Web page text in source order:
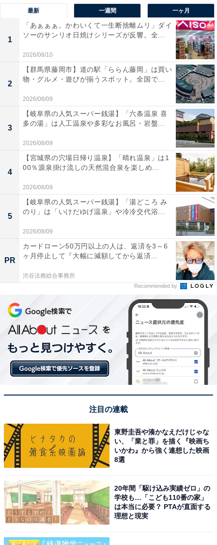
最新 一週間 一ヶ月
1
「あぁぁぁ。かわいくて一生断捨離ムリ」ダイ
ソーのサンリオ日焼けシリーズが反響。全...
2026/08/10
2
【群馬県藤岡市】道の駅「ららん藤岡」は買い
物・グルメ・遊びが揃うスポット。全国で...
2026/08/09
3
【岐阜県の人気スーパー銭湯】「六条温泉 喜
多の湯」は人工温泉や多彩なお風呂・岩盤...
2026/08/09
4
【宮城県の穴場日帰り温泉】「晴れ温泉」は1
00％源泉掛け流しの天然混合泉を楽しめ...
2026/08/09
5
【岐阜県の人気スーパー銭湯】「湯どころ み
のり」は「いけだゆげ温泉」や冷冷交代浴...
2026/08/09
PR
カードローン50万円以上の人は、返済を3～6
ヶ月停止して『大幅に減額してから返済...
渋谷法務総合事務所
Recommended by
注目の連載
東野圭吾や湊かなえだけじゃな
い、「業と罪」を描く『映画ち
いかわ』から強く連想した映画
8選
20年間「駆け込み実績ゼロ」の
学校も…「こども110番の家」
は本当に必要？ PTAが直面する
理想と現実